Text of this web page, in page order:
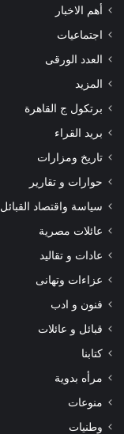
أهم الاخبار
اجتماعيات
العدد الورقى
المزيد
برتكول ج القاهرة
بريد القراء
تاريخ ومزارات
حوارات و تقارير
سياسة واقتصاد القبائل
عائلات مصرية
عادات و تقاليد
عزاءات وتهانى
فنون و ادب
قبائل و عائلات
كتابنا
مرأه بدوية
منوعات
وطنيات